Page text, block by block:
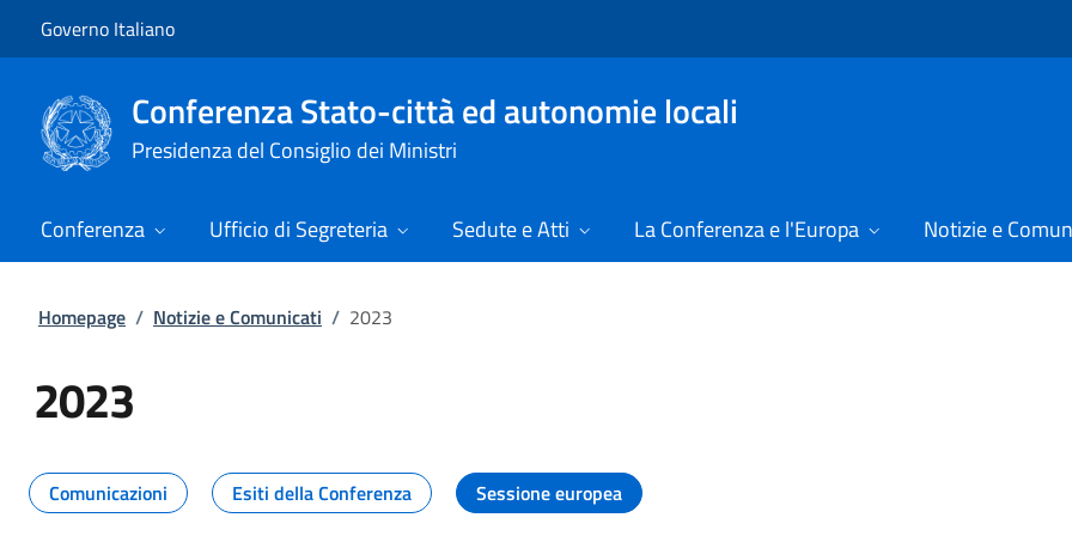
Governo Italiano
Conferenza Stato-città ed autonomie locali
Presidenza del Consiglio dei Ministri
Conferenza Ufficio di Segreteria Sedute e Atti La Conferenza e l'Europa Notizie e
Homepage / Notizie e Comunicati / 2023
2023
Tutti i contenuti della pagina 2023
Comunicazioni Esiti della Conferenza Sessione europea